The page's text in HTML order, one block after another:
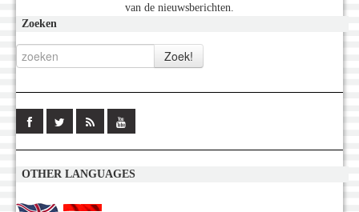
van de nieuwsberichten.
Zoeken
OTHER LANGUAGES